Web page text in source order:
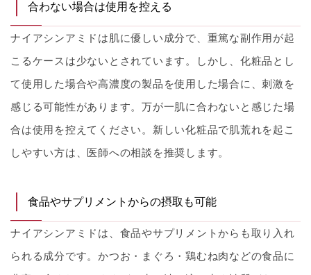
合わない場合は使用を控える
ナイアシンアミドは肌に優しい成分で、重篤な副作用が起
こるケースは少ないとされています。しかし、化粧品とし
て使用した場合や高濃度の製品を使用した場合に、刺激を
感じる可能性があります。万が一肌に合わないと感じた場
合は使用を控えてください。新しい化粧品で肌荒れを起こ
しやすい方は、医師への相談を推奨します。
食品やサプリメントからの摂取も可能
ナイアシンアミドは、食品やサプリメントからも取り入れ
られる成分です。かつお・まぐろ・鶏むね肉などの食品に